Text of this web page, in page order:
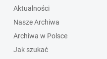
Aktualności
Nasze Archiwa
Archiwa w Polsce
Jak szukać